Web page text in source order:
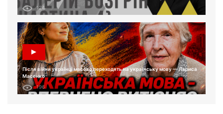
124
Після війни українці масово переходять на українську мову — Лариса
Масенко
196